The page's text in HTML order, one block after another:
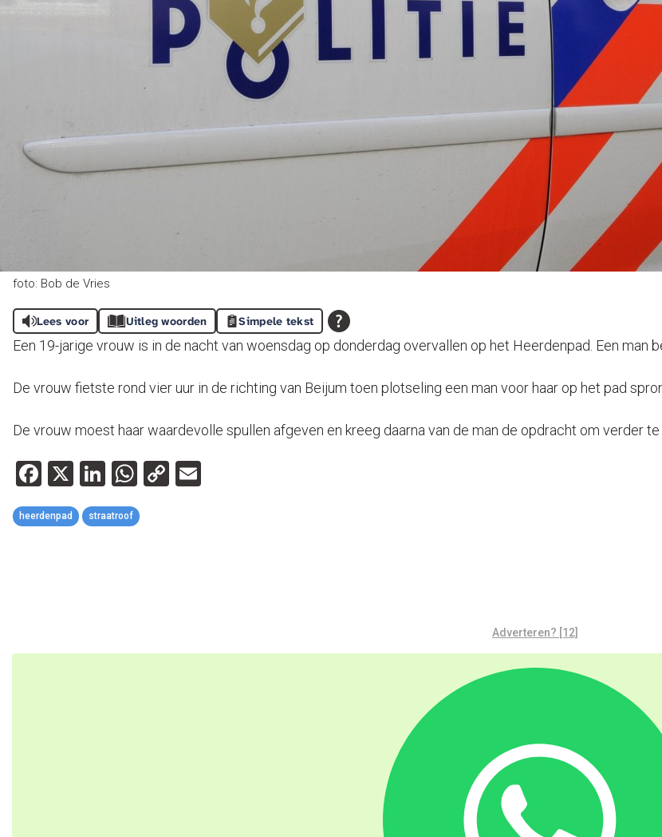
foto: Bob de Vries
Lees voor Uitleg woorden Simpele tekst
Een 19-jarige vrouw is in de nacht van woensdag op donderdag overvallen op het Heerdenpad. Een man
De vrouw fietste rond vier uur in de richting van Beijum toen plotseling een man voor haar op het pad
De vrouw moest haar waardevolle spullen afgeven en kreeg daarna van de man de opdracht om verder
Facebook
X LinkedIn
WhatsApp
Copy
heerdenpad straatroof
Adverteren? [12]